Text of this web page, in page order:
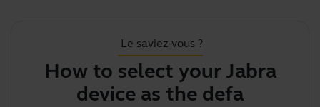
Le saviez-vous ?
How to select your Jabra
device as the default